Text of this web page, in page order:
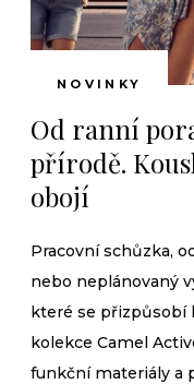
NOVINKY
Od ranní
přírodě.
obojí
Pracovní schůzka,
nebo neplánovaný
které se přizpůsobí
kolekce Camel
funkční materiály a